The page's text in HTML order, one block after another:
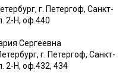
г. Петергоф, Санкт-
2-Н, оф.440
Сергеевна
г. Петергоф, Санкт-
2-Н, оф.432, 434